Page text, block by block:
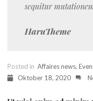
sequitur
HaruTheme
Posted in Affaires news,
Oktober 18, 2020